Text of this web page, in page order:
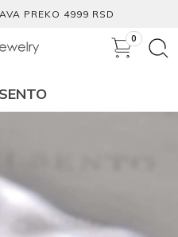
PREKO 4999 RSD
0